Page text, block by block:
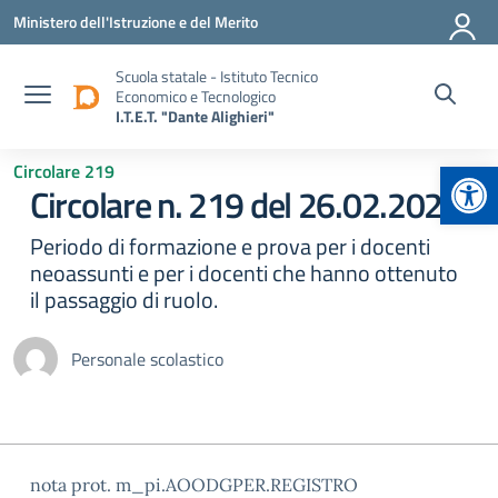
Vai ai contenuti
Vai al menu di navigazione
Vai al footer
Ministero dell'Istruzione e del Merito
Scuola statale - Istituto Tecnico
Economico e Tecnologico
I.T.E.T. "Dante Alighieri"
Circolare 219
Circolare n. 219 del 26.02.2025
Periodo di formazione e prova per i docenti
neoassunti e per i docenti che hanno ottenuto
il passaggio di ruolo.
Personale scolastico
nota prot. m_pi.AOODGPER.REGISTRO